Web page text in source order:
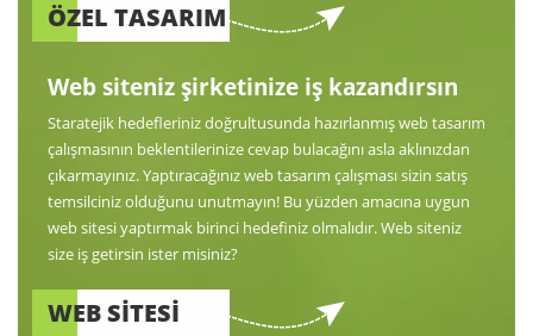
ÖZEL TASARIM
Web siteniz şirketinize iş kazandırsın
Staratejik hedefleriniz doğrultusunda hazırlanmış web tasarım
çalışmasının beklentilerinize cevap bulacağını asla aklınızdan
çıkarmayınız. Yaptıracağınız web tasarım çalışması sizin satış
temsilciniz olduğunu unutmayın! Bu yüzden amacına uygun
web sitesi yaptırmak birinci hedefiniz olmalıdır. Web siteniz
size iş getirsin ister misiniz?
WEB SİTESİ